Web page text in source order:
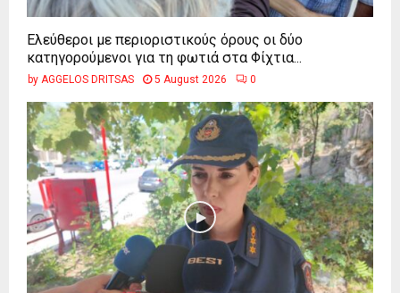
Ελεύθεροι με περιοριστικούς όρους οι δύο
κατηγορούμενοι για τη φωτιά στα Φίχτια...
by AGGELOS DRITSAS 5 August 2026 0